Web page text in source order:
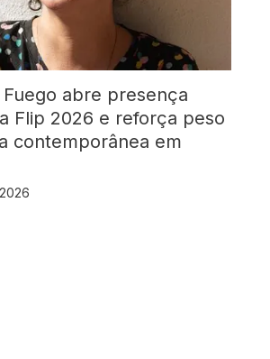
abre presença
Flip 2026 e reforça peso
contemporânea em